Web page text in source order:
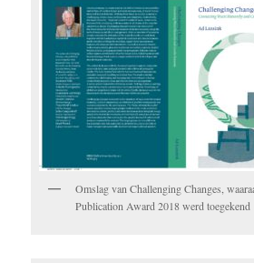
Omslag van Challenging Changes,
Publication Award 2018 werd toegekend